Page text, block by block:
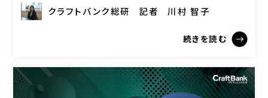
クラフトバンク総研 記者 川村 智子
続きを読む